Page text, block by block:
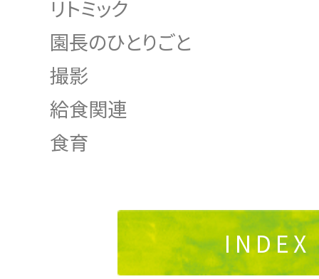
リトミック
園長のひとりごと
撮影
給食関連
食育
INDEX